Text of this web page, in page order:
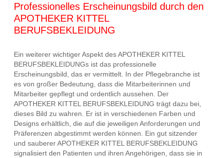
Professionelles Erscheinungsbild durch den
APOTHEKER KITTEL
BERUFSBEKLEIDUNG
Ein weiterer wichtiger Aspekt des APOTHEKER KITTEL
BERUFSBEKLEIDUNGs ist das professionelle
Erscheinungsbild, das er vermittelt. In der Pflegebranche ist
es von großer Bedeutung, dass die Mitarbeiterinnen und
Mitarbeiter gepflegt und ordentlich aussehen. Der
APOTHEKER KITTEL BERUFSBEKLEIDUNG trägt dazu bei,
dieses Bild zu wahren. Er ist in verschiedenen Farben und
Designs erhältlich, die auf die jeweiligen Anforderungen und
Präferenzen abgestimmt werden können. Ein gut sitzender
und sauberer APOTHEKER KITTEL BERUFSBEKLEIDUNG
signalisiert den Patienten und ihren Angehörigen, dass sie in